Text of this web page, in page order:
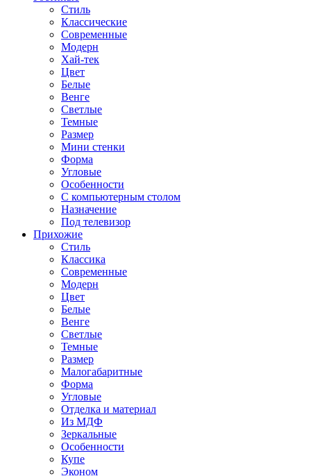
Стиль
Классические
Современные
Модерн
Хай-тек
Цвет
Белые
Венге
Светлые
Темные
Размер
Мини стенки
Форма
Угловые
Особенности
С компьютерным столом
Назначение
Под телевизор
Прихожие
Стиль
Классика
Современные
Модерн
Цвет
Белые
Венге
Светлые
Темные
Размер
Малогабаритные
Форма
Угловые
Отделка и материал
Из МДФ
Зеркальные
Особенности
Купе
Эконом